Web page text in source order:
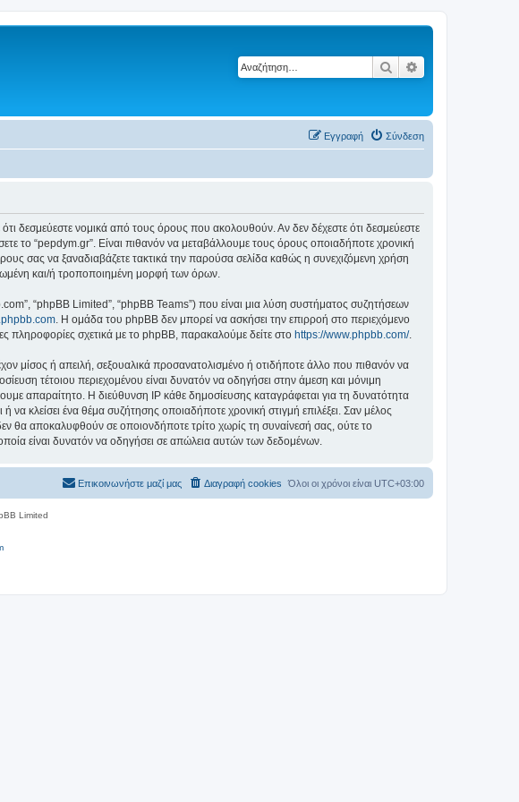
Αναζήτηση
Σύνδεση
Εγγραφή
δεσμεύεστε νομικά από τους όρους που ακολουθούν. Αν δεν δέχεστε ότι δεσμεύεστε
το “pepdym.gr”. Είναι πιθανόν να μεταβάλλουμε τους όρους οποιαδήποτε χρονική
σας να ξαναδιαβάζετε τακτικά την παρούσα σελίδα καθώς η συνεχιζόμενη χρήση
και/ή τροποποιημένη μορφή των όρων.
“phpBB Limited”, “phpBB Teams”) που είναι μια λύση συστήματος συζητήσεων
. Η ομάδα του phpBB δεν μπορεί να ασκήσει την επιρροή στο περιεχόμενο
πληροφορίες σχετικά με το phpBB, παρακαλούμε δείτε στο https://www.phpbb.com/.
μίσος ή απειλή, σεξουαλικά προσανατολισμένο ή οτιδήποτε άλλο που πιθανόν να
τέτοιου περιεχομένου είναι δυνατόν να οδηγήσει στην άμεση και μόνιμη
απαραίτητο. Η διεύθυνση IP κάθε δημοσίευσης καταγράφεται για τη δυνατότητα
κλείσει ένα θέμα συζήτησης οποιαδήποτε χρονική στιγμή επιλέξει. Σαν μέλος
θα αποκαλυφθούν σε οποιονδήποτε τρίτο χωρίς τη συναίνεσή σας, ούτε το
είναι δυνατόν να οδηγήσει σε απώλεια αυτών των δεδομένων.
Όλοι οι χρόνοι είναι UTC+03:00
Διαγραφή cookies
Επικοινωνήστε μαζί μας
Limited